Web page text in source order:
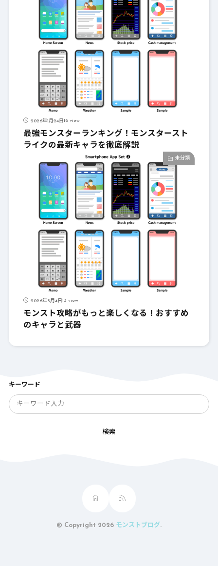
2026年1月24日16 view
最強モンスターランキング！モンスタースト
ライクの最新キャラを徹底解説
未分類
2026年3月4日13 view
モンスト攻略がもっと楽しくなる！おすすめ
のキャラと武器
キーワード
検索
© Copyright 2026 モンストブログ .